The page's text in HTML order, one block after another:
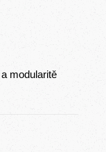
modularitě